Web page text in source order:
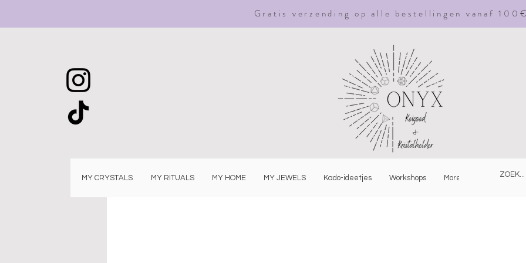
Gratis verzending op alle bestellingen vanaf 100€
MY CRYSTALS MY RITUALS MY HOME MY JEWELS Kado-ideetjes Workshops More